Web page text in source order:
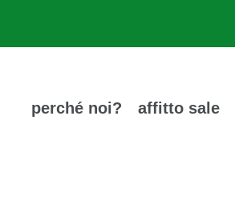
perché noi? affitto sale